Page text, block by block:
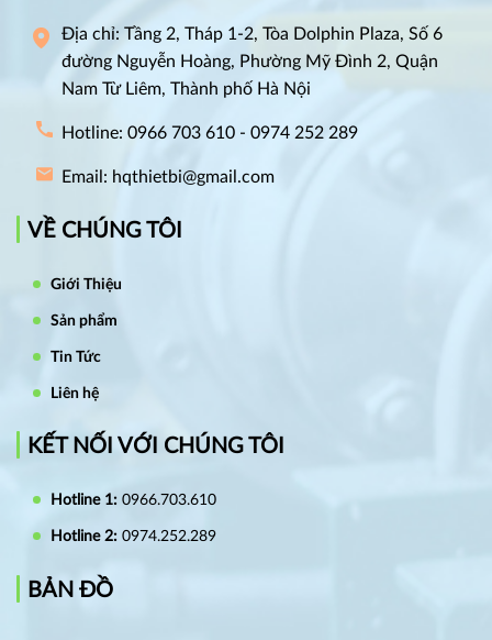
Địa chỉ: Tầng 2, Tháp 1-2, Tòa Dolphin Plaza, Số 6
đường Nguyễn Hoàng, Phường Mỹ Đình 2, Quận
Nam Từ Liêm, Thành phố Hà Nội
Hotline: 0966 703 610 - 0974 252 289
Email: hqthietbi@gmail.com
VỀ CHÚNG TÔI
Giới Thiệu
Sản phẩm
Tin Tức
Liên hệ
KẾT NỐI VỚI CHÚNG TÔI
Hotline 1: 0966.703.610
Hotline 2: 0974.252.289
BẢN ĐỒ